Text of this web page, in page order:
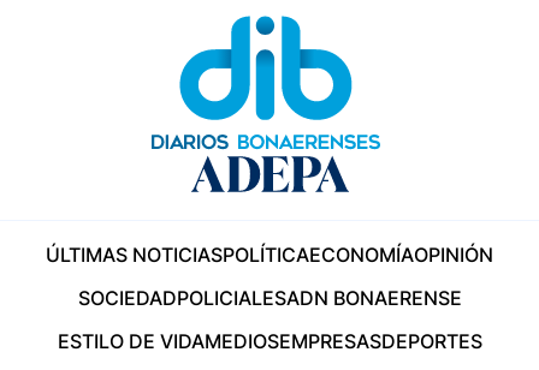
ÚLTIMAS NOTICIASPOLÍTICAECONOMÍAOPINIÓN
SOCIEDADPOLICIALESADN BONAERENSE
ESTILO DE VIDAMEDIOSEMPRESASDEPORTES